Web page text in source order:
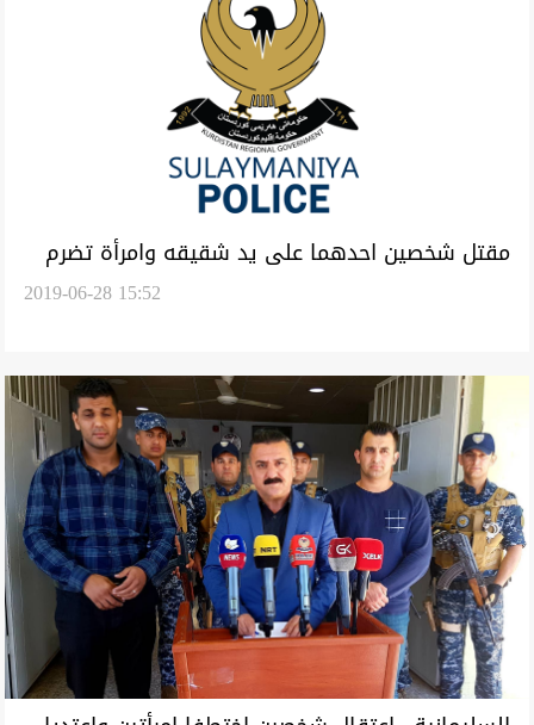
مقتل شخصين احدهما على يد شقيقه وامرأة تضرم
النار بجسدها بحوادث في اقليم كوردستان2019-06-28 15:52